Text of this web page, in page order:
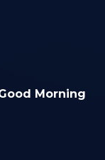
Morning